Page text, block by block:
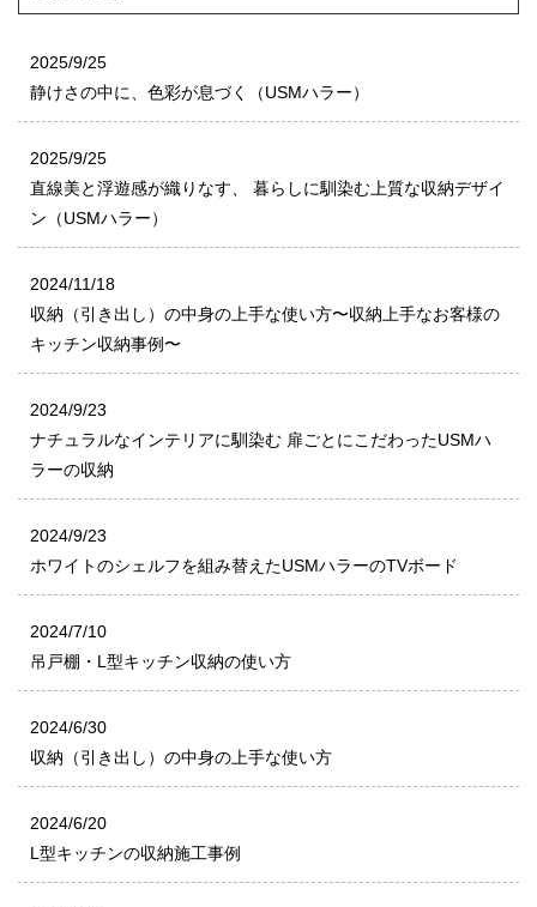
2025/9/25
静けさの中に、色彩が息づく（USMハラー）
2025/9/25
直線美と浮遊感が織りなす、 暮らしに馴染む上質な収納デザイ
ン（USMハラー）
2024/11/18
収納（引き出し）の中身の上手な使い方〜収納上手なお客様の
キッチン収納事例〜
2024/9/23
ナチュラルなインテリアに馴染む 扉ごとにこだわったUSMハ
ラーの収納
2024/9/23
ホワイトのシェルフを組み替えたUSMハラーのTVボード
2024/7/10
吊戸棚・L型キッチン収納の使い方
2024/6/30
収納（引き出し）の中身の上手な使い方
2024/6/20
L型キッチンの収納施工事例